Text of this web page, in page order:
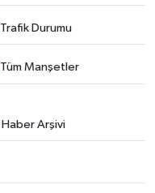
Trafik Durumu
Tüm Manşetler
Haber Arşivi